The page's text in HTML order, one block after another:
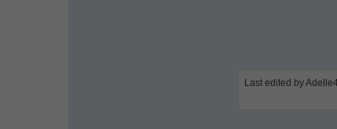
Last edited by